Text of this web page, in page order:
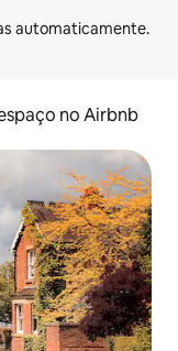
no Airbnb